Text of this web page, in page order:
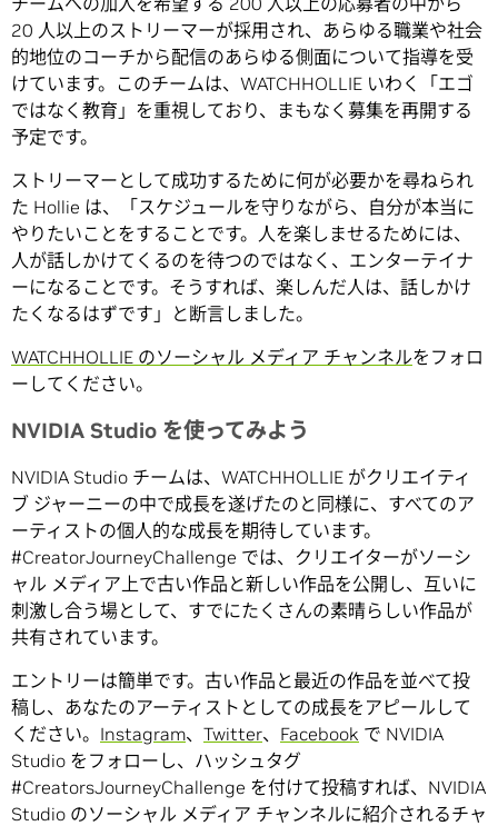
20 人以上のストリーマーが採用され、あらゆる職業や社会
的地位のコーチから配信のあらゆる側面について指導を受
けています。このチームは、WATCHHOLLIE いわく「エゴ
ではなく教育」を重視しており、まもなく募集を再開する
予定です。
ストリーマーとして成功するために何が必要かを尋ねられ
た Hollie は、「スケジュールを守りながら、自分が本当に
やりたいことをすることです。人を楽しませるためには、
人が話しかけてくるのを待つのではなく、エンターテイナ
ーになることです。そうすれば、楽しんだ人は、話しかけ
たくなるはずです」と断言しました。
WATCHHOLLIE のソーシャル メディア チャンネルをフォロ
ーしてください。
NVIDIA Studio を使ってみよう
NVIDIA Studio チームは、WATCHHOLLIE がクリエイティ
ブ ジャーニーの中で成長を遂げたのと同様に、すべてのア
ーティストの個人的な成長を期待しています。
#CreatorJourneyChallenge では、クリエイターがソーシ
ャル メディア上で古い作品と新しい作品を公開し、互いに
刺激し合う場として、すでにたくさんの素晴らしい作品が
共有されています。
エントリーは簡単です。古い作品と最近の作品を並べて投
稿し、あなたのアーティストとしての成長をアピールして
ください。 Instagram、 Twitter、 Facebook で NVIDIA
Studio をフォローし、ハッシュタグ
#CreatorsJourneyChallenge を付けて投稿すれば、NVIDIA
Studio のソーシャル メディア チャンネルに紹介されるチャ